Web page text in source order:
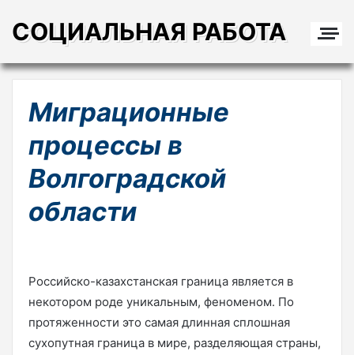
СОЦИАЛЬНАЯ РАБОТА
Миграционные
процессы в
Волгоградской
области
Российско-казахстанская граница является в
некотором роде уникальным, феноменом. По
протяженности это самая длинная сплошная
сухопутная граница в мире, разделяющая страны,